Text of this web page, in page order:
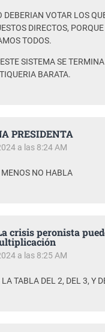
DEBERIAN VOTAR LOS
DIRECTOS,
TODOS.
SISTEMA SE
BARATA.
PRESIDENTA
a las 8:24 AM
NO HABLA
crisis peronista
a las 8:25 AM
LA TABLA DEL 2, DEL 3, Y